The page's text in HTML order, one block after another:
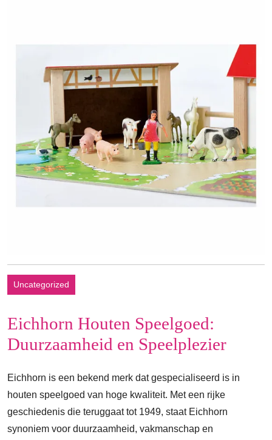
Uncategorized
Eichhorn Houten Speelgoed:
Duurzaamheid en Speelplezier
Eichhorn is een bekend merk dat gespecialiseerd is in
houten speelgoed van hoge kwaliteit. Met een rijke
geschiedenis die teruggaat tot 1949, staat Eichhorn
synoniem voor duurzaamheid, vakmanschap en